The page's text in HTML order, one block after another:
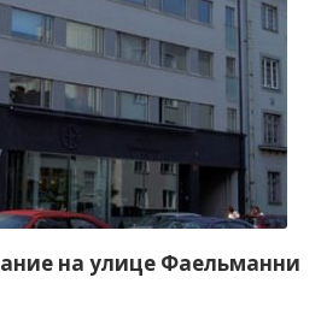
на улице Фаельманни